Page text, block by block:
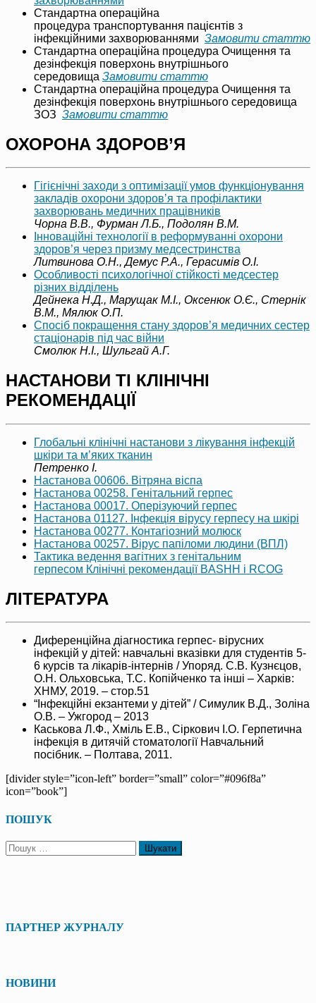
Стандартна операційна
процедура транспортування пацієнтів з
інфекційними захворюваннями Замовити статтю
Стандартна операційна процедура Очищення та
дезінфекція поверхонь внутрішнього
середовища Замовити статтю
Стандартна операційна процедура Очищення та
дезінфекція поверхонь внутрішнього середовища
ЗОЗ Замовити статтю
ОХОРОНА ЗДОРОВ’Я
Гігієнічні заходи з оптимізації умов функціонування
закладів охорони здоровʼя та профілактики
захворювань медичних працівників
Чорна В.В., Фурман Л.Б., Подолян В.М.
Інноваційні технології в реформуванні охорони
здоров’я через призму медсестринства
Литвинова О.Н., Демус Р.А., Герасимів О.І.
Особливості психологічної стійкості медсестер
різних відділень
Дейнека Н.Д., Марущак М.І., Оксенюк О.Є., Стернік
В.М., Мялюк О.П.
Спосіб покращення стану здоров’я медичних сестер
стаціонарів під час війни
Смолюк Н.І., Шульгай А.Г.
НАСТАНОВИ ТІ КЛІНІЧНІ
РЕКОМЕНДАЦІЇ
Глобальні клінічні настанови з лікування інфекцій
шкіри та м’яких тканин
Петренко І.
Настанова 00606. Вітряна віспа
Настанова 00258. Генітальний герпес
Настанова 00017. Оперізуючий герпес
Настанова 01127. Інфекція вірусу герпесу на шкірі
Настанова 00277. Контагіозний молюск
Настанова 00257. Вірус папіломи людини (ВПЛ)
Тактика ведення вагітних з генітальним
герпесом Клінічні рекомендації BASHH i RCOG
ЛІТЕРАТУРА
Диференційна діагностика герпес- вірусних
інфекцій у дітей: навчальні вказівки для студентів 5-
6 курсів та лікарів-інтернів / Упоряд. С.В. Кузнєцов,
О.Н. Ольховська, Т.С. Копійченко та інші – Харків:
ХНМУ, 2019. – стор.51
“Інфекційні екзантеми у дітей” / Симулик В.Д., Золіна
О.В. – Ужгород – 2013
Каськова Л.Ф., Хміль Е.В., Сіркович І.О. Герпетична
інфекція в дитячій стоматології Навчальний
посібник. – Полтава, 2011.
[divider style=”icon-left” border=”small” color=”#096f8a”
icon=”book”]
ПОШУК
Пошук:
ПАРТНЕР ЖУРНАЛУ
НОВИНИ